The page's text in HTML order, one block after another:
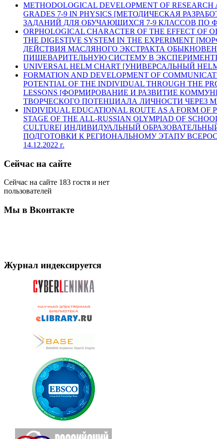
METHODOLOGICAL DEVELOPMENT OF RESEARCH
GRADES 7-9 IN PHYSICS [МЕТОДИЧЕСКАЯ
ЗАДАНИЙ ДЛЯ ОБУЧАЮЩИХСЯ 7-9 КЛАССОВ ПО
ORPHOLOGICAL CHARACTER OF THE EFFECT OF
THE DIGESTIVE SYSTEM IN THE EXPERIMENT
ДЕЙСТВИЯ МАСЛЯНОГО ЭКСТРАКТА
ПИЩЕВАРИТЕЛЬНУЮ СИСТЕМУ В
UNIVERSAL HELM CHART [УНИВЕРСАЛЬНЫЙ
FORMATION AND DEVELOPMENT OF
POTENTIAL OF THE INDIVIDUAL THROUGH THE
LESSONS [ФОРМИРОВАНИЕ И РАЗВИТИЕ
ТВОРЧЕСКОГО ПОТЕНЦИАЛА ЛИЧНОСТИ ЧЕРЕЗ
INDIVIDUAL EDUCATIONAL ROUTE AS A FORM OF
STAGE OF THE ALL-RUSSIAN OLYMPIAD OF
CULTURE[ ИНДИВИДУАЛЬНЫЙ
ПОДГОТОВКИ К РЕГИОНАЛЬНОМУ ЭТАПУ
14.12.2022 г.
Сейчас на сайте
Сейчас на сайте 183 гостя и нет
пользователей
Мы в Вконтакте
Журнал индексируется